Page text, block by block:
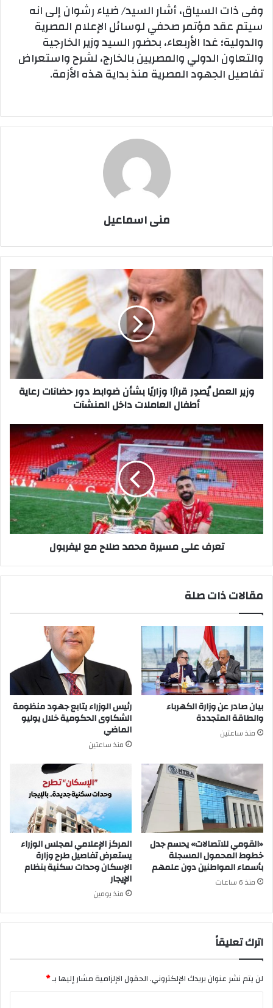
وفى ذات السياق، أشار السيد/ ضياء رشوان إلى انه
سيتم عقد مؤتمر صحفي لوسائل الإعلام المصرية
والدولية؛ غدا الأربعاء، بحضور السيد وزير الخارجية
والتعاون الدولي والمصريين بالخارج، لشرح واستعراض
تفاصيل الجهود المصرية منذ بداية هذه الأزمة.
منى اسماعيل
وزير
العمل
يُصدِر
وزاريًا
بشأن
ضوابط
دور
حضانات
رعاية
أطفال
داخل
المنشآت
وزير العمل يُصدِر قرارًا وزاريًا بشأن ضوابط دور حضانات رعاية
أطفال العاملات داخل المنشآت
تعرف
على
مسيرة
محمد
صلاح
مع
ليفربول
تعرف على مسيرة محمد صلاح مع ليفربول
مقالات ذات صلة
بيان صادر عن وزارة الكهرباء
والطاقة المتجددة
منذ ساعتين
رئيس الوزراء يتابع جهود منظومة
الشكاوى الحكومية خلال يوليو
الماضي
منذ ساعتين
«القومي للاتصالات» يحسم جدل
خطوط المحمول المسجلة
بأسماء المواطنين دون علمهم
منذ 6 ساعات
المركز الإعلامي لمجلس الوزراء
يستعرض تفاصيل طرح وزارة
الإسكان وحدات سكنية بنظام
الإيجار
منذ يومين
اترك تعليقاً
لن يتم نشر عنوان بريدك الإلكتروني.الحقول الإلزامية مشار إليها بـ*